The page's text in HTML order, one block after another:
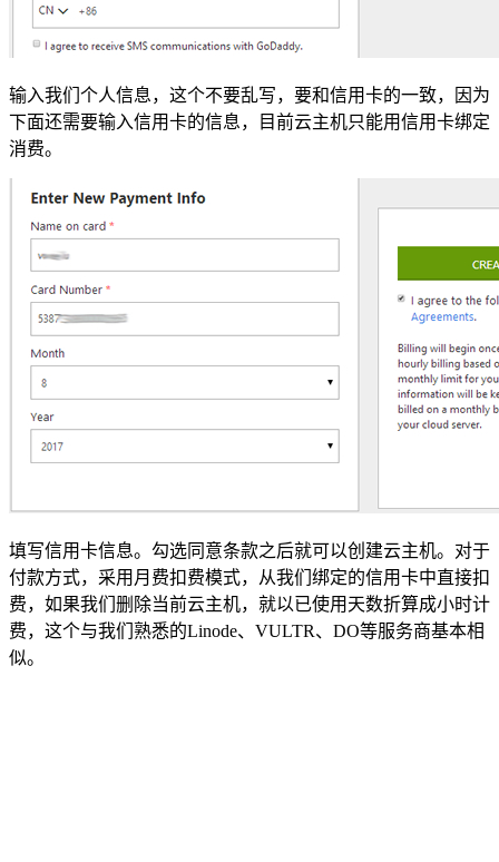
输入我们个人信息，这个不要乱写，要和信用卡的一致，因为
下面还需要输入信用卡的信息，目前云主机只能用信用卡绑定
消费。
填写信用卡信息。勾选同意条款之后就可以创建云主机。对于
付款方式，采用月费扣费模式，从我们绑定的信用卡中直接扣
费，如果我们删除当前云主机，就以已使用天数折算成小时计
费，这个与我们熟悉的Linode、VULTR、DO等服务商基本相
似。